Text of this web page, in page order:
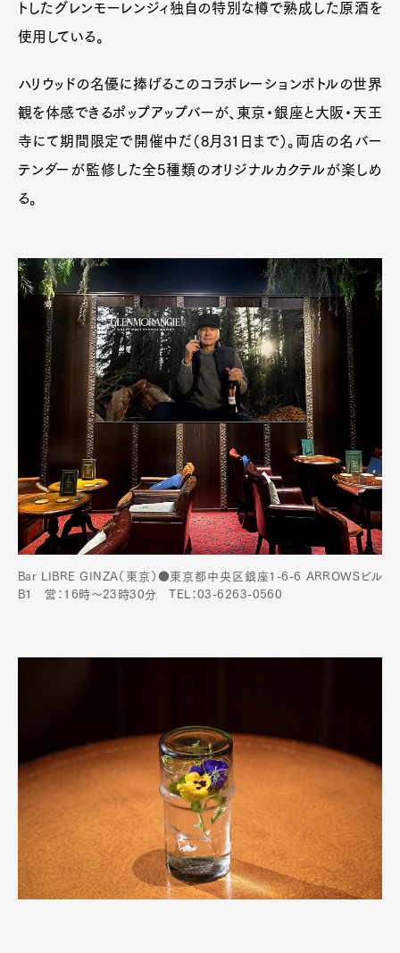
トしたグレンモーレンジィ独自の特別な樽で熟成した原酒を
使用している。
ハリウッドの名優に捧げるこのコラボレーションボトルの世界
観を体感できるポップアップバーが、東京・銀座と大阪・天王
寺にて期間限定で開催中だ（8月31日まで）。両店の名バー
テンダーが監修した全5種類のオリジナルカクテルが楽しめ
る。
Bar LIBRE GINZA（東京）●東京都中央区銀座1-6-6 ARROWSビル
B1 営：16時～23時30分 TEL：03-6263-0560